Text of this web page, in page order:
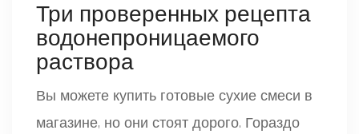
Три проверенных рецепта
водонепроницаемого
раствора
Вы можете купить готовые сухие смеси в
магазине, но они стоят дорого. Гораздо